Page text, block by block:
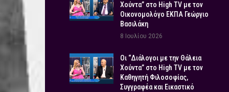
Χούντα” στο High TV με τον
Οικονομολόγο ΕΚΠΑ Γεώργιο
Βασιλάκη
8 Ιουλίου 2026
Οι “Διάλογοι με την Θάλεια
Χούντα” στο High TV με τον
Καθηγητή Φιλοσοφίας,
Συγγραφέα και Εικαστικό